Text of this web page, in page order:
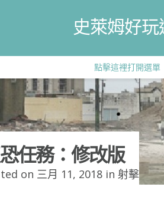
史萊姆好
點擊這裡打開選單
任務：修改版
on 三月 11, 2018 in 射擊